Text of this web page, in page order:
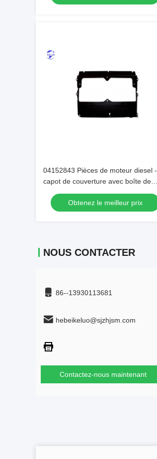
04152843 Pièces de moteur diesel -
capot de couverture avec boîte de
carton pratique
Obtenez le meilleur prix
NOUS CONTACTER
86--13930113681
hebeikeluo@sjzhjsm.com
Contactez-nous maintenant